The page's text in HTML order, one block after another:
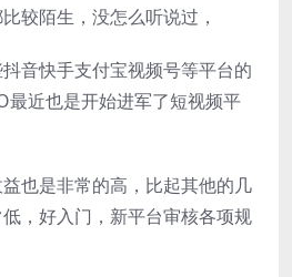
较陌生，没怎么听说过，
音快手支付宝视频号等平台的
最近也是开始进军了短视频平
也是非常的高，比起其他的几
，好入门，新平台审核各项规